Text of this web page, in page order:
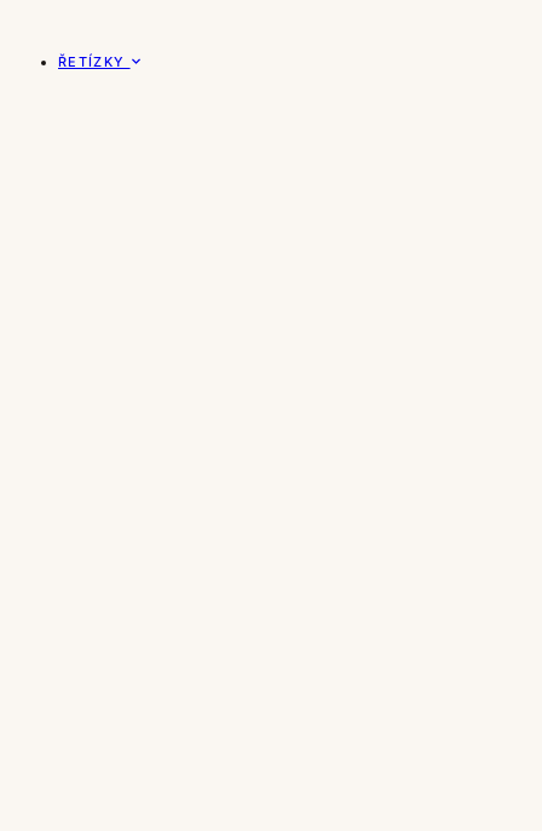
ŘETÍZKY